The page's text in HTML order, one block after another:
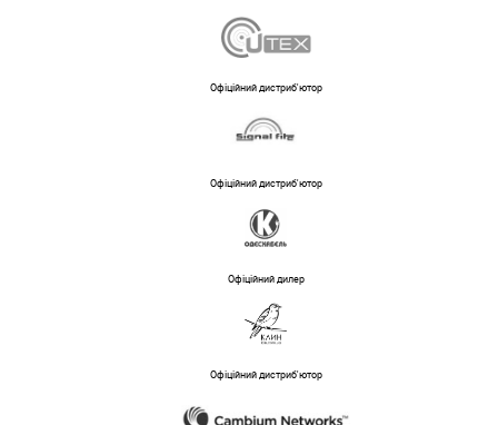
Офіційний дистриб'ютор
Офіційний дистриб'ютор
Офіційний дилер
Офіційний дистриб'ютор